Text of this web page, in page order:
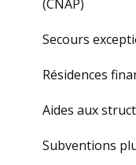
(CNAP)
Secours
Résidences
Aides aux
Subventions